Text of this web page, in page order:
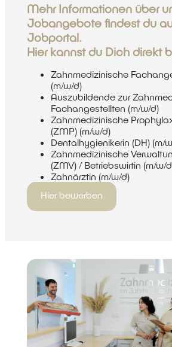
Mehr Informationen über
Jobangebote findest du
Jobportal.
Hier kannst du Dich direkt
Zahnmedizinische
(m/w/d)
Auszubildende zur
Fachangestellten (m/w/d)
Zahnmedizinische
(ZMP) (m/w/d)
Dentalhygienikerin (DH) (m/
Zahnmedizinische
(ZMV) / Betriebswirtin (m/w/
Zahnärztin (m/w/d)
Hier bewerben